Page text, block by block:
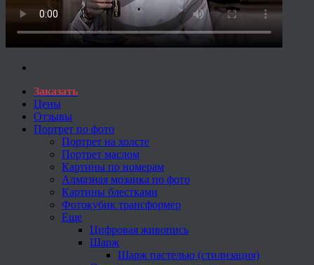
Заказать
Цены
Отзывы
Портрет по фото
Портрет на холсте
Портрет маслом
Картины по номерам
Алмазная мозаика по фото
Картины блестками
Фотокубик трансформер
Еще
Цифровая живопись
Шарж
Шарж пастелью (стилизация)